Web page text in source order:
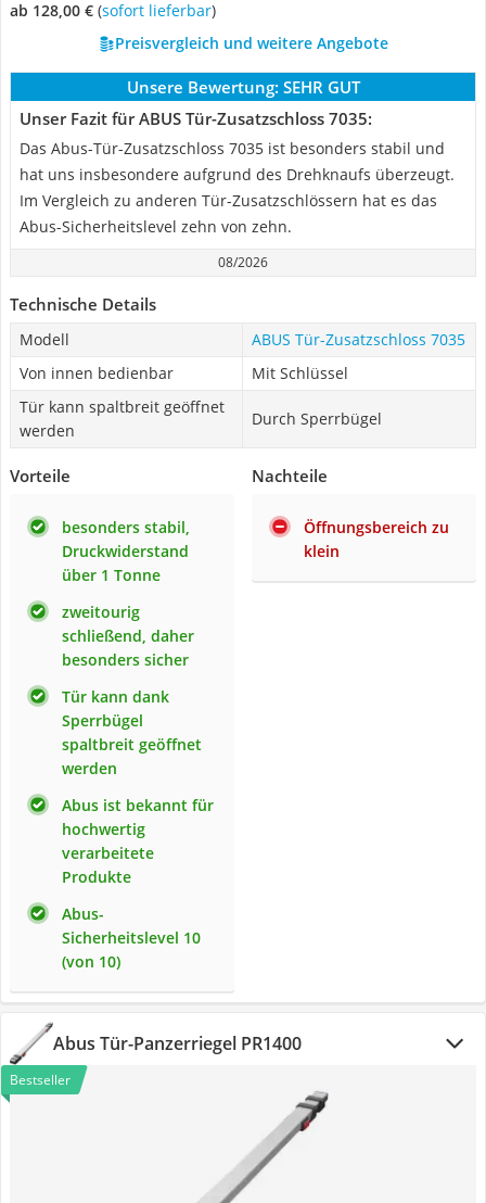
ab 128,00 € ( Sofort lieferbar)
Preisvergleich und weitere Angebote
Unsere Bewertung: SEHR GUT
Unser Fazit für ABUS Tür-Zusatzschloss 7035:
Das Abus-Tür-Zusatzschloss 7035 ist besonders stabil und
hat uns insbesondere aufgrund des Drehknaufs überzeugt.
Im Vergleich zu anderen Tür-Zusatzschlössern hat es das
Abus-Sicherheitslevel zehn von zehn.
08/2026
Technische Details
Modell
ABUS Tür-Zusatzschloss 7035
Von innen bedienbar
Mit Schlüssel
Tür kann spaltbreit geöffnet
werden
Durch Sperrbügel
Vorteile
besonders stabil,
Druckwiderstand
über 1 Tonne
zweitourig
schließend, daher
besonders sicher
Tür kann dank
Sperrbügel
spaltbreit geöffnet
werden
Abus ist bekannt für
hochwertig
verarbeitete
Produkte
Abus-
Sicherheitslevel 10
(von 10)
Nachteile
Öffnungsbereich zu
klein
Abus Tür-Panzerriegel PR1400
Bestseller